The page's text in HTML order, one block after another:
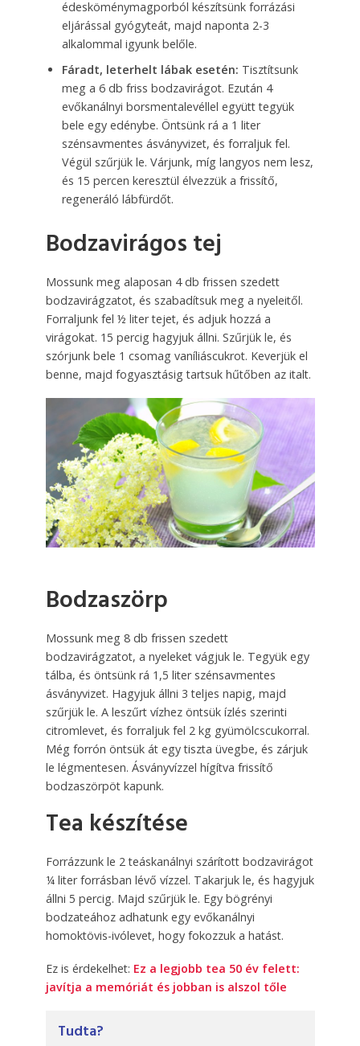
édesköménymagporból készítsünk forrázási
eljárással gyógyteát, majd naponta 2-3
alkalommal igyunk belőle.
Fáradt, leterhelt lábak esetén: Tisztítsunk
meg a 6 db friss bodzavirágot. Ezután 4
evőkanálnyi borsmentalevéllel együtt tegyük
bele egy edénybe. Öntsünk rá a 1 liter
szénsavmentes ásványvizet, és forraljuk fel.
Végül szűrjük le. Várjunk, míg langyos nem lesz,
és 15 percen keresztül élvezzük a frissítő,
regeneráló lábfürdőt.
Bodzavirágos tej
Mossunk meg alaposan 4 db frissen szedett
bodzavirágzatot, és szabadítsuk meg a nyeleitől.
Forraljunk fel ½ liter tejet, és adjuk hozzá a
virágokat. 15 percig hagyjuk állni. Szűrjük le, és
szórjunk bele 1 csomag vaníliáscukrot. Keverjük el
benne, majd fogyasztásig tartsuk hűtőben az italt.
Bodzaszörp
Mossunk meg 8 db frissen szedett
bodzavirágzatot, a nyeleket vágjuk le. Tegyük egy
tálba, és öntsünk rá 1,5 liter szénsavmentes
ásványvizet. Hagyjuk állni 3 teljes napig, majd
szűrjük le. A leszűrt vízhez öntsük ízlés szerinti
citromlevet, és forraljuk fel 2 kg gyümölcscukorral.
Még forrón öntsük át egy tiszta üvegbe, és zárjuk
le légmentesen. Ásványvízzel hígítva frissítő
bodzaszörpöt kapunk.
Tea készítése
Forrázzunk le 2 teáskanálnyi szárított bodzavirágot
¼ liter forrásban lévő vízzel. Takarjuk le, és hagyjuk
állni 5 percig. Majd szűrjük le. Egy bögrényi
bodzateához adhatunk egy evőkanálnyi
homoktövis-ivólevet, hogy fokozzuk a hatást.
Ez is érdekelhet: Ez a legjobb tea 50 év felett:
javítja a memóriát és jobban is alszol tőle
Tudta?